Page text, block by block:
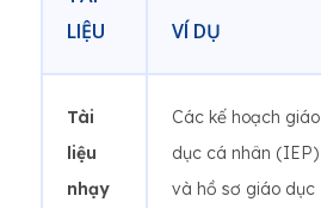
LIỆU
VÍ DỤ
Tài
liệu
nhạy
Các kế hoạch giáo
dục cá nhân (IEP)
và hồ sơ giáo dục